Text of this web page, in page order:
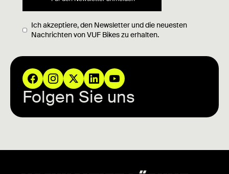
Ich akzeptiere, den Newsletter und die neuesten
Nachrichten von VUF Bikes zu erhalten.
Folgen Sie uns